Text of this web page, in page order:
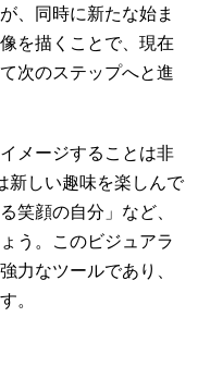
、同時に新たな始ま
を描くことで、現在
次のステップへと進
メージすることは非
新しい趣味を楽しんで
笑顔の自分」など、
う。このビジュアラ
力なツールであり、
。